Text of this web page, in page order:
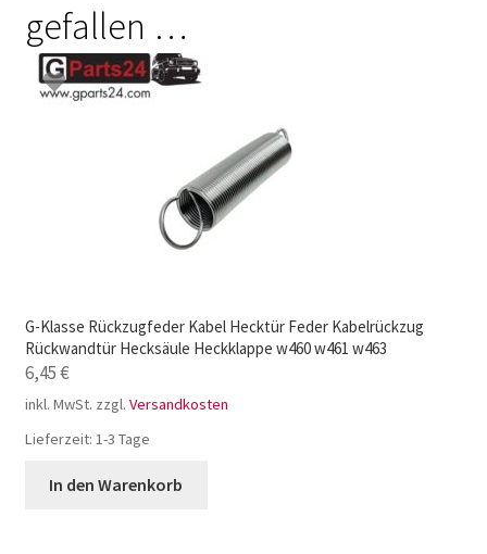
gefallen …
G-Klasse Rückzugfeder Kabel Hecktür Feder Kabelrückzug
Rückwandtür Hecksäule Heckklappe w460 w461 w463
6,45€
inkl. MwSt. zzgl. Versandkosten
Lieferzeit: 1-3 Tage
In den Warenkorb